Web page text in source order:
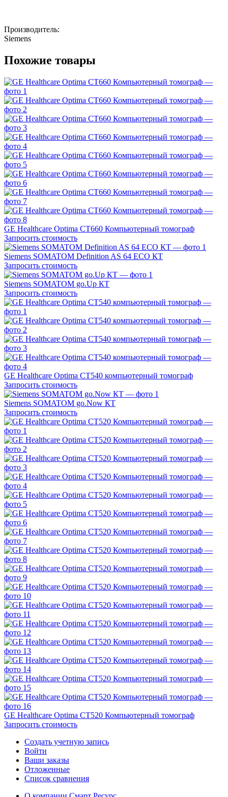
Производитель:
Siemens
Похожие товары
GE Healthcare Optima CT660 Компьютерный томограф
Запросить стоимость
Siemens SOMATOM Definition AS 64 ECO КТ
Запросить стоимость
Siemens SOMATOM go.Up КТ
Запросить стоимость
GE Healthcare Optima CT540 компьютерный томограф
Запросить стоимость
Siemens SOMATOM go.Now КТ
Запросить стоимость
GE Healthcare Optima CT520 Компьютерный томограф
Запросить стоимость
Создать учетную запись
Войти
Ваши заказы
Отложенные
Список сравнения